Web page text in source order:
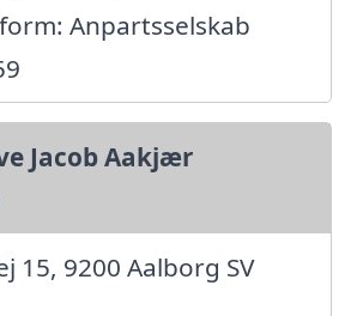
Anpartsselskab
Jacob Aakjær
15, 9200 Aalborg SV